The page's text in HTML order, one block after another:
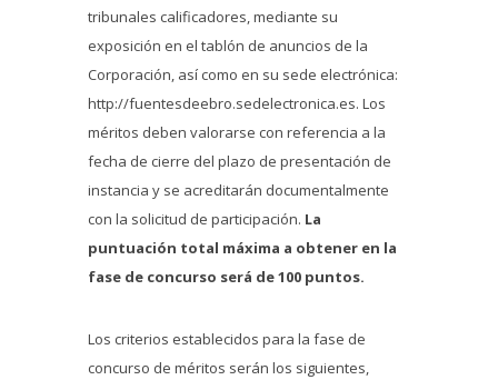
tribunales calificadores, mediante su
exposición en el tablón de anuncios de la
Corporación, así como en su sede electrónica:
http://fuentesdeebro.sedelectronica.es. Los
méritos deben valorarse con referencia a la
fecha de cierre del plazo de presentación de
instancia y se acreditarán documentalmente
con la solicitud de participación. La
puntuación total máxima a obtener en la
fase de concurso será de 100 puntos.
Los criterios establecidos para la fase de
concurso de méritos serán los siguientes,